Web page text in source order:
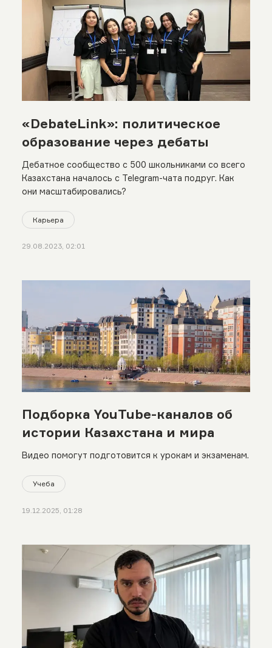
«DebateLink»: политическое
образование через дебаты
Дебатное сообщество с 500 школьниками со всего
Казахстана началось с Telegram-чата подруг. Как
они масштабировались?
Карьера
29.08.2023, 02:01
Подборка YouTube-каналов об
истории Казахстана и мира
Видео помогут подготовится к урокам и экзаменам.
Учеба
19.12.2025, 01:28